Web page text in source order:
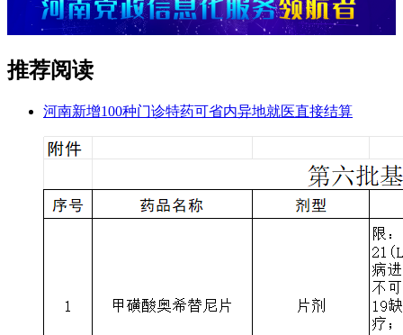
推荐阅读
河南新增100种门诊特药可省内异地就医直接结算